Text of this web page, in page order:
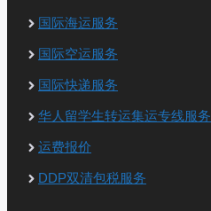
国际海运服务
国际空运服务
国际快递服务
华人留学生转运集运专线服务
运费报价
DDP双清包税服务